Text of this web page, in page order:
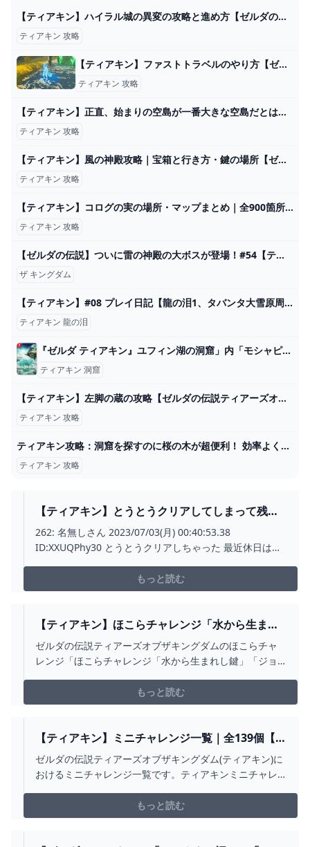
【ティアキン】ハイラル城の異変の攻略と進め方【ゼルダの伝説ティアーズオブザキングダム】 - ゲームウィズ
ティアキン 攻略
【ティアキン】ファストトラベルのやり方【ゼルダの伝説ティアーズオブザキングダム】
ティアキン 攻略
【ティアキン】正直、始まりの空島が一番大きな空島だとは思わなかった件【ティアーズオブザキングダム】 ゼルダの伝説ティアーズオブザキングダム(ティアキン)攻略まとめ-コログ速報
ティアキン 攻略
【ティアキン】風の神殿攻略｜宝箱と行き方・鍵の場所【ゼルダの伝説ティアーズオブザキングダム】 - ゲームウィズ
ティアキン 攻略
【ティアキン】コログの実の場所・マップまとめ｜全900箇所【ゼルダの伝説ティアーズオブザキングダム】 - ゲームウィズ
ティアキン 攻略
【ゼルダの伝説】ついに雷の神殿の大ボスが登場！#54【ティアーズ オブ ザ キングダム】 - YouTube
ザ キングダム
【ティアキン】#08 プレイ日記【龍の泪1、タバンタ大雪原周辺】 - Puple’s books
ティアキン 龍の泪
『ゼルダ ティアキン』ユフィン湖の洞窟」内「モシャピンの祠」とほこらチャレンジ「ユフィン湖の洞窟に眠る水晶」を攻略しました - ディスディスブログ
ティアキン 洞窟
【ティアキン】左脚の蔵の攻略【ゼルダの伝説ティアーズオブザキングダム】 - YouTube
ティアキン 攻略
ティアキン攻略：洞窟を探すのに桜の木が超便利！ 効率よく洞窟を発見する方法【ゼルダ ティアーズ オブ ザ キングダム日記＃14】 - 電撃オンライン
ティアキン 攻略
【ティアキン】とうとうクリアしてしまって残り
の人生どうすればいいか分からない件、クリア後
はみんなどう楽しんでるの？【ティアーズオブザ
グダム(ティアキン)攻略まとめ-コログ速報
262: 名無しさん 2023/07/03(月) 00:40:53.38
ID:XXUQPhy30 とうとうクリアしちゃった 最近休日はず
264: 名無しさん 2023/07/03(月
もっと読む
【ティアキン】ほこらチャレンジ「水から生まれ
し鍵」「ジョチシウの祠」攻略【ゼルダの伝説】 -
YOUTUBE
ゼルダの伝説ティアーズオブザキングダムのほこらチャ
レンジ「ほこらチャレンジ「水から生まれし鍵」「ジョ
す。https://gamepedia.jp/zelda-totk/challenges/6192
もっと読む
【ティアキン】ミニチャレンジ一覧｜全139個【ゼ
ルダの伝説ティアーズオブザキングダム】 - ゲー
ムウィズ
ゼルダの伝説ティアーズオブザキングダム(ティアキン)に
おけるミニチャレンジ一覧です。ティアキンミニチャレ
もっと読む